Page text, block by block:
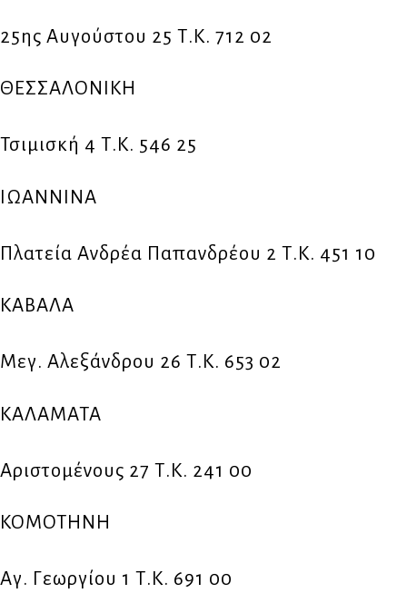
25ης Αυγούστου 25 Τ.Κ. 712 02
ΘΕΣΣΑΛΟΝΙΚΗ
Τσιμισκή 4 Τ.Κ. 546 25
ΙΩΑΝΝΙΝΑ
Πλατεία Ανδρέα Παπανδρέου 2 Τ.Κ. 451 10
ΚΑΒΑΛΑ
Μεγ. Αλεξάνδρου 26 Τ.Κ. 653 02
ΚΑΛΑΜΑΤΑ
Αριστομένους 27 Τ.Κ. 241 00
ΚΟΜΟΤΗΝΗ
Αγ. Γεωργίου 1 Τ.Κ. 691 00